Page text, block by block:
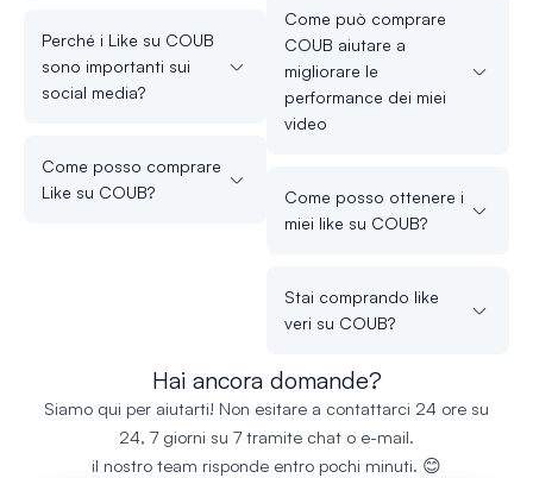
Perché i Like su COUB
sono importanti sui
social media?
Come posso comprare
Like su COUB?
Come può comprare
COUB aiutare a
migliorare le
performance dei miei
video
Come posso ottenere i
miei like su COUB?
Stai comprando like
veri su COUB?
Hai ancora domande?
Siamo qui per aiutarti! Non esitare a contattarci 24 ore su
24, 7 giorni su 7 tramite chat o e-mail.
il nostro team risponde entro pochi minuti. 😊